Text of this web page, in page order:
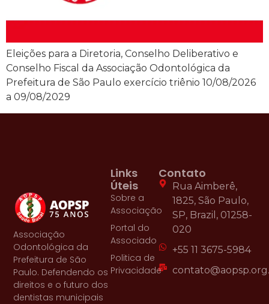
Eleições para a Diretoria, Conselho Deliberativo e
Conselho Fiscal da Associação Odontológica da
Prefeitura de São Paulo exercício triênio 10/08/2026
a 09/08/2029
Associação
Odontológica da
Prefeitura de São
Paulo. Defendendo os
direitos e o futuro dos
dentistas municipais
Links
Úteis
Sobre a
Associação
Portal do
Associado
Politica de
Privacidade
Contato
Rua Aimberê,
1825, São Paulo,
SP, Brazil, 01258-
020
+55 11 3675-5984